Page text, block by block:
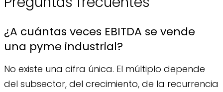
¿A cuántas veces EBITDA se vende
una pyme industrial?
No existe una cifra única. El múltiplo depende
del subsector, del crecimiento, de la recurrencia